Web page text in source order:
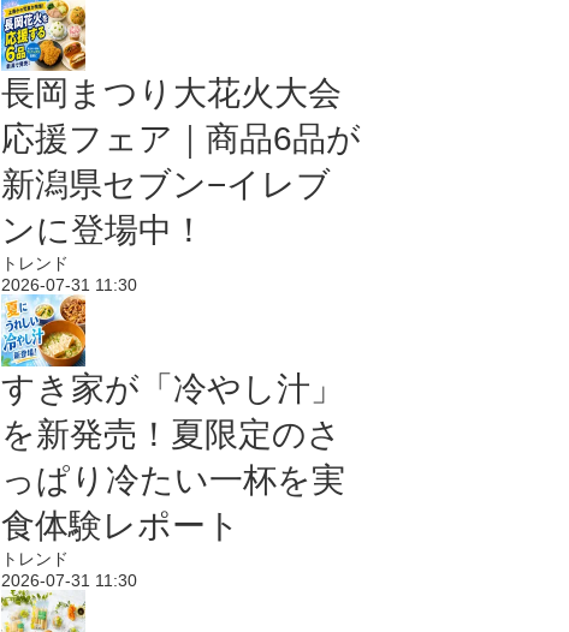
長岡まつり大花火大会
応援フェア｜商品6品が
新潟県セブン−イレブ
ンに登場中！
トレンド
2026-07-31 11:30
すき家が「冷やし汁」
を新発売！夏限定のさ
っぱり冷たい一杯を実
食体験レポート
トレンド
2026-07-31 11:30